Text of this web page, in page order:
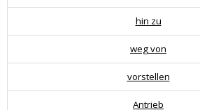
hin zu
weg von
vorstellen
Antrieb